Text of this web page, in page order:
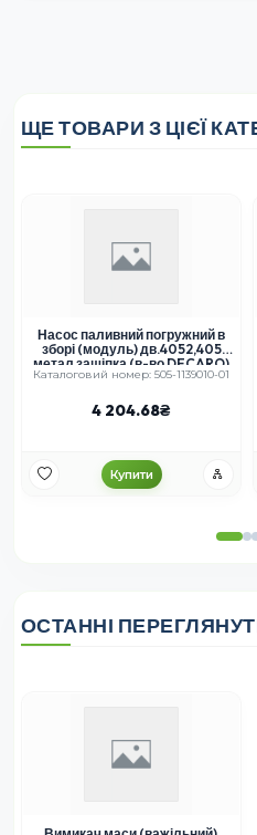
ЩЕ ТОВАРИ З ЦІЄЇ
Насос паливний погружний в
зборі (модуль) дв.4052,405
метал защіпка (в-во DECARO)
Каталоговий номер: 505-1139010-01
4 204.68
Купити
ОСТАННІ